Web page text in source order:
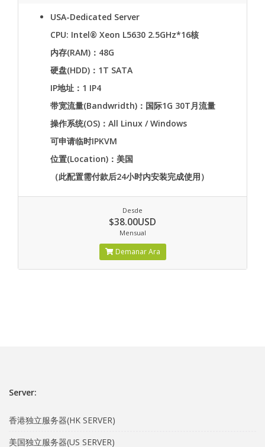
USA-Dedicated Server
CPU: Intel® Xeon L5630 2.5GHz*16核
内存(RAM)：48G
硬盘(HDD)：1T SATA
IP地址：1 IP4
带宽流量(Bandwridth)：国际1G 30T月流量
操作系统(OS)：All Linux / Windows
可申请临时IPKVM
位置(Location)：美国
（此配置需付款后24小时内安装完成使用）
Desde
$38.00USD
Mensual
Demanar Ara
Server:
香港独立服务器(HK SERVER)
美国独立服务器(US SERVER)